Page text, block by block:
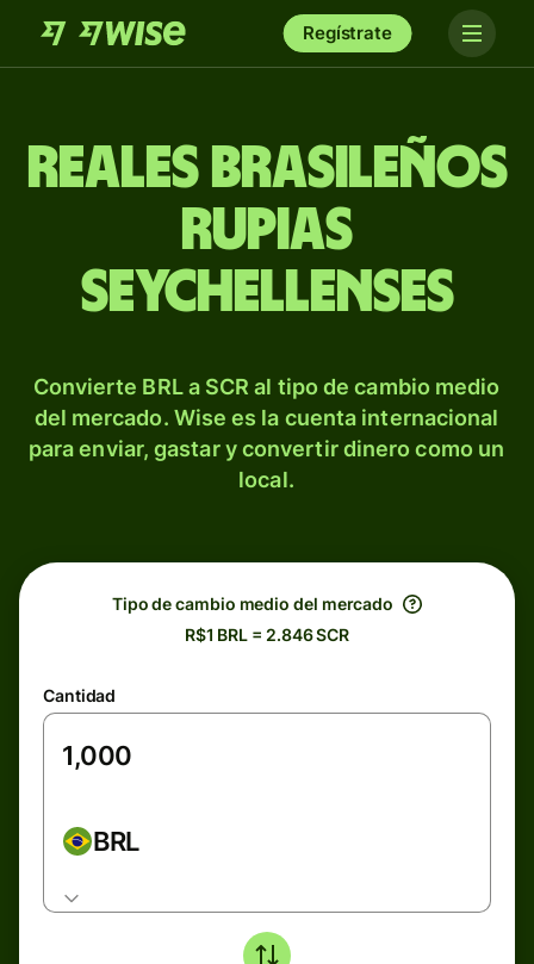
Regístrate
Reales brasileños
rupias
seychellenses
Convierte BRL a SCR al tipo de cambio medio
del mercado. Wise es la cuenta internacional
para enviar, gastar y convertir dinero como un
local.
Tipo de cambio medio del mercado
R$1 BRL = 2.846 SCR
Cantidad
BRL